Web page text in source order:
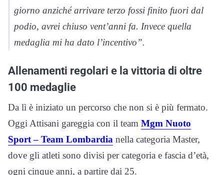
giorno anziché arrivare terzo fossi finito fuori dal
podio, avrei chiuso vent’anni fa. Invece quella
medaglia mi ha dato l’incentivo”.
Allenamenti regolari e la vittoria di oltre
100 medaglie
Da lì è iniziato un percorso che non si è più fermato.
Oggi Attisani gareggia con il team Mgm Nuoto
Sport – Team Lombardia nella categoria Master,
dove gli atleti sono divisi per categoria e fascia d’età,
ogni cinque anni, a partire dai 25.